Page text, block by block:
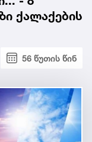
ქალაქების
56 წუთის წინ